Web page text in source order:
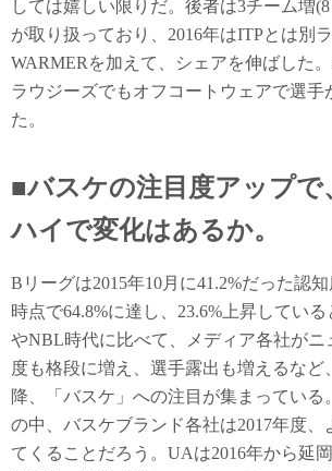
しては嬉しい限りだ。後者は3チーム増
が取り扱っており、2016年はITPとは別
WARMERを加えて、シェアを伸ばした
ラウジーズでもオフコートウェアで選手
た。
■バスケの注目度アップで
ハイで変化はあるか。
Bリーグは2015年10月に41.2%だった認
時点で64.8%に達し、23.6%上昇してい
やNBL時代に比べて、メディア各社がニ
度も格段に増え、選手露出も増えるなど
降、「バスケ」への注目が集まっている
の中、バスケブランド各社は2017年度、
てくることだろう。UAは2016年から延